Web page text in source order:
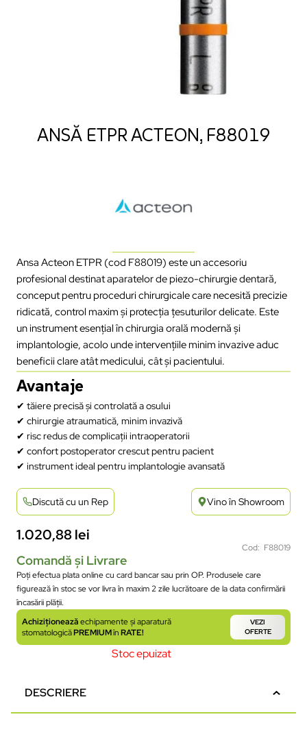
ANSĂ ETPR ACTEON, F88019
Ansa Acteon ETPR (cod F88019) este un accesoriu
profesional destinat aparatelor de piezo-chirurgie dentară,
conceput pentru proceduri chirurgicale care necesită precizie
ridicată, control maxim și protecția țesuturilor delicate. Este
un instrument esențial în chirurgia orală modernă și
implantologie, acolo unde intervențiile minim invazive aduc
beneficii clare atât medicului, cât și pacientului.
Avantaje
✔ tăiere precisă și controlată a osului
✔ chirurgie atraumatică, minim invazivă
✔ risc redus de complicații intraoperatorii
✔ confort postoperator crescut pentru pacient
✔ instrument ideal pentru implantologie avansată
Discută cu un Rep Vino în Showroom
1.020,88lei
Cod: F88019
Comandă și Livrare
Poți efectua plata online cu card bancar sau prin OP. Produsele care
figurează în stoc se vor livra în maxim 2 zile lucrătoare de la data confirmării
încasării plății.
Achiziționeazăechipamente și aparatură
stomatologicăPREMIUMînRATE!
VEZI
OFERTE
Stoc epuizat
DESCRIERE